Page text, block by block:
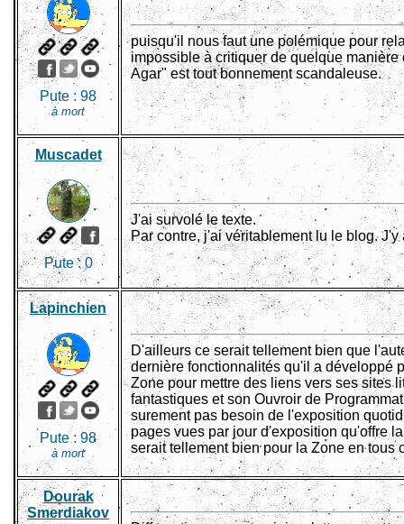
Pute : 98
à mort
puisqu'il nous faut une polémique pour
impossible à critiquer de quelque
Agar" est tout bonnement scandaleuse.
Muscadet
Pute : 0
J'ai survolé le texte.
Par contre, j'ai véritablement lu le blog.
Lapinchien
Pute : 98
à mort
D'ailleurs ce serait tellement bien que
dernière fonctionnalités qu'il a développé
Zone pour mettre des liens vers ses sites
fantastiques et son Ouvroir de
surement pas besoin de l'exposition
pages vues par jour d'exposition qu'offre
serait tellement bien pour la Zone en tous
Dourak
Smerdiakov